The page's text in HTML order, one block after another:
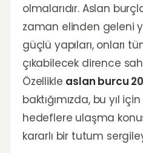
olmalarıdır. Aslan
zaman elinden geleni
güçlü yapıları, onları
çıkabilecek dirence
Özellikle aslan burcu
baktığımızda, bu yıl
hedeflere ulaşma
kararlı bir tutum